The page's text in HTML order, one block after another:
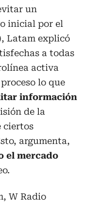
un
inicial por el
Latam explicó
a todas
activa
lo que
información
de la
ciertos
argumenta,
el mercado
W Radio